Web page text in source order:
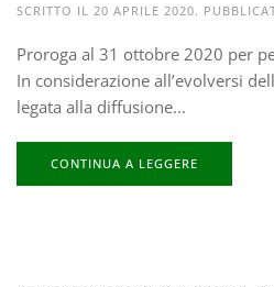
SCRITTO IL 20 APRILE 2020.
Proroga al 31 ottobre 2020 per
In considerazione all’evolversi
legata alla diffusione...
CONTINUA A LEGGERE